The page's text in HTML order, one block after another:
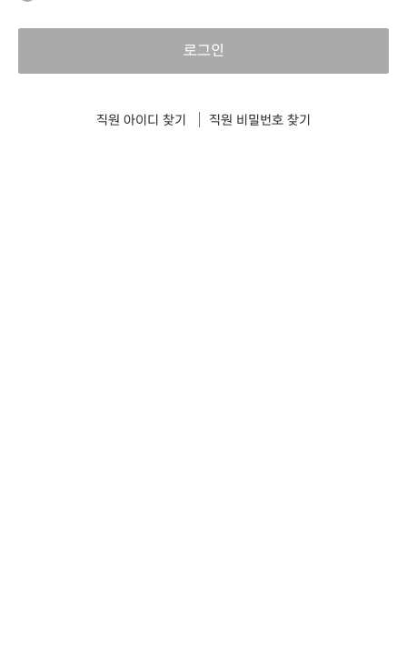
로그인
직원 아이디 찾기 직원 비밀번호 찾기